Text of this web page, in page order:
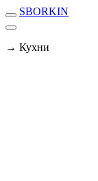
SBORKIN
→ Кухни